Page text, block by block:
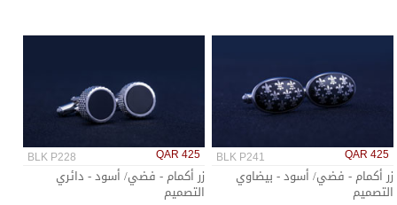
BLK P241 QAR 425
زر أكمام - فضي/ أسود - بيضاوي
التصميم
BLK P228 QAR 425
زر أكمام - فضي/ أسود - دائري
التصميم